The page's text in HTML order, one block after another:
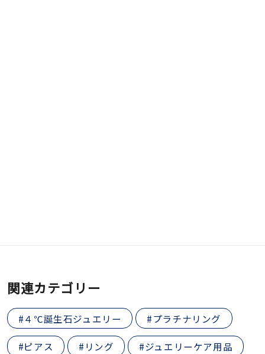
関連カテゴリー
#４℃誕生石ジュエリー #プラチナリング
#ピアス #リング #ジュエリーケア用品